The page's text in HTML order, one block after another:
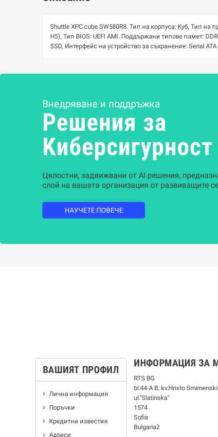
Shuttle XPC cube SW580R8. Тип на корпуса: Куб, Тип
H5), Тип BIOS: UEFI AMI. Поддържани типове памет:
SSD, Интерфейс на устройство за съхранение: Serial
Внедряване и поддръжка
Решения за
Kиберсигурност
Цялостни, задвижвани от AI решения,
слой на вашата организация от развиващите
НАУЧЕТЕ ПОВЕЧЕ
ВАШИЯТ ПРОФИЛ
Лична информация
Поръчки
Кредитни известия
Адреси
ИНФОРМАЦИЯ ЗА
RTS BG
bl.44-А В, kv.Hristo Smirnenski
ul."Slatinska"
1574
Sofia
Bulgaria2